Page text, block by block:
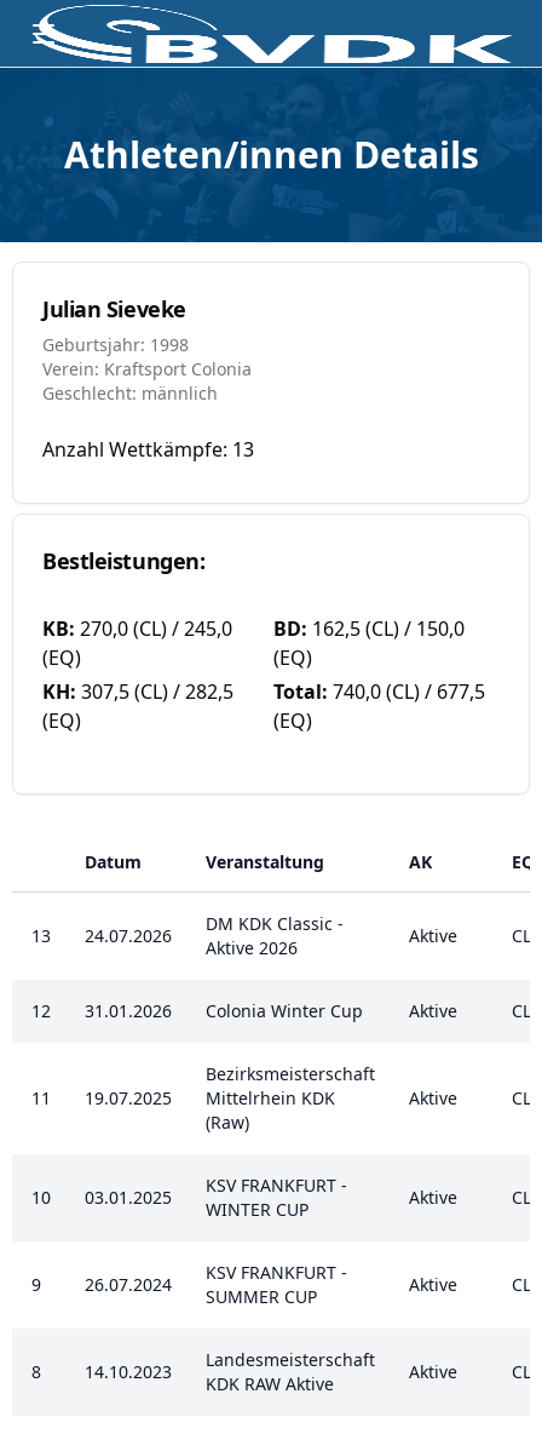
Athleten/innen Details
Julian Sieveke
Geburtsjahr: 1998
Verein: Kraftsport Colonia
Geschlecht: männlich
Anzahl Wettkämpfe: 13
Bestleistungen:
KB: 270,0 (CL) / 245,0
(EQ)
BD: 162,5 (CL) / 150,0
(EQ)
KH: 307,5 (CL) / 282,5
(EQ)
Total: 740,0 (CL) / 677,5
(EQ)
Datum Veranstaltung AK EQ
13 24.07.2026
DM KDK Classic -
Aktive 2026
Aktive CL
12 31.01.2026 Colonia Winter Cup Aktive CL
11 19.07.2025
Bezirksmeisterschaft
Mittelrhein KDK
(Raw)
Aktive CL
10 03.01.2025
KSV FRANKFURT -
WINTER CUP
Aktive CL
9 26.07.2024
KSV FRANKFURT -
SUMMER CUP
Aktive CL
8 14.10.2023
Landesmeisterschaft
KDK RAW Aktive
Aktive CL